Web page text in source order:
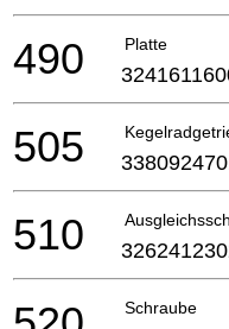
Platte
490
505
510
Schraube